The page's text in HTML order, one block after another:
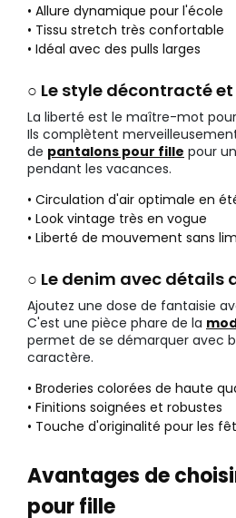
• Allure dynamique pour l'école
• Tissu stretch très confortable
• Idéal avec des pulls larges
○ Le style décontracté
La liberté est le maître-mot
Ils complètent
de pantalons pour fille pour
pendant les vacances.
• Circulation d'air optimale en
• Look vintage très en vogue
• Liberté de mouvement sans
○ Le denim avec détails
Ajoutez une dose de fantaisie
C'est une pièce phare de la
permet de se démarquer avec
caractère.
• Broderies colorées de haute
• Finitions soignées et robustes
• Touche d'originalité pour les
Avantages de
pour fille